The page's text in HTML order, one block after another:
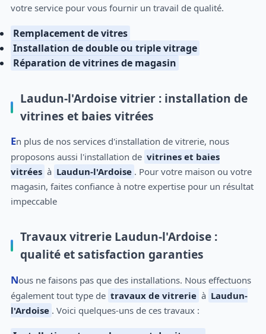
votre service pour vous fournir un travail de qualité.
Remplacement de vitres
Installation de double ou triple vitrage
Réparation de vitrines de magasin
Laudun-l'Ardoise vitrier : installation de
vitrines et baies vitrées
En plus de nos services d'installation de vitrerie, nous
proposons aussi l'installation de vitrines et baies
vitrées à Laudun-l'Ardoise . Pour votre maison ou votre
magasin, faites confiance à notre expertise pour un résultat
impeccable
Travaux vitrerie Laudun-l'Ardoise :
qualité et satisfaction garanties
Nous ne faisons pas que des installations. Nous effectuons
également tout type de travaux de vitrerie à Laudun-
l'Ardoise . Voici quelques-uns de ces travaux :